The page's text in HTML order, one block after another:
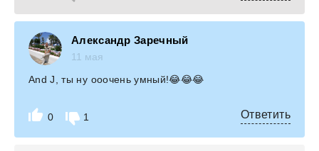
Александр Заречный
11 мая
0 1
And J, ты ну ооочень умный!😂😂😂
Ответить